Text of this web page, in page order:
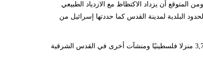
أن يزداد الاكتظاظ مع الازدياد الطبيعي
ما يسمى الحدود البلدية لمدينة القدس كما حددتها إسرائيل من
وتشير التقديرات أيضًا أنه منذ عام 1967 هدمت إسرائيل، السلطة القائمة بالاحتلال، أكثر من 3,700 منزلا فلسطينيًا ومنشآت أخرى في القدس الشرقية